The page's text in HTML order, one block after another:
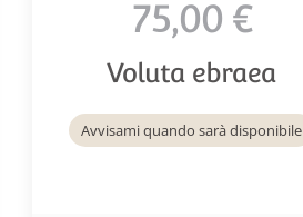
75,00 €
Voluta ebraea
Avvisami quando sarà disponibile